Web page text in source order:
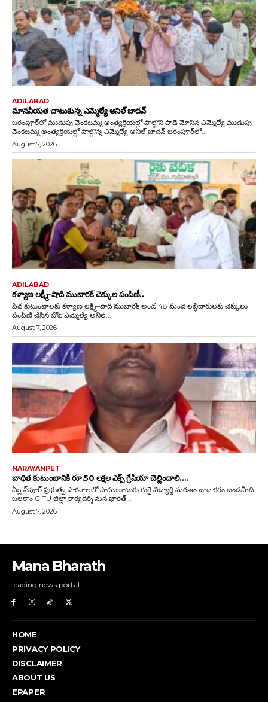
Mana Bharath
leading news portal
HOME
PRIVACY POLICY
DISCLAIMER
ABOUT US
EPAPER